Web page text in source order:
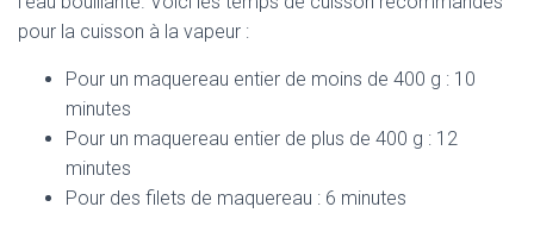
pour la cuisson à la vapeur :
Pour un maquereau entier de moins de 400 g : 10
minutes
Pour un maquereau entier de plus de 400 g : 12
minutes
Pour des filets de maquereau : 6 minutes